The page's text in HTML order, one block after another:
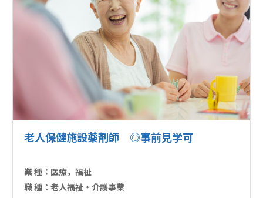
老人保健施設薬剤師 ◎事前見学可
業 種： 医療，福祉
職 種： 老人福祉・介護事業